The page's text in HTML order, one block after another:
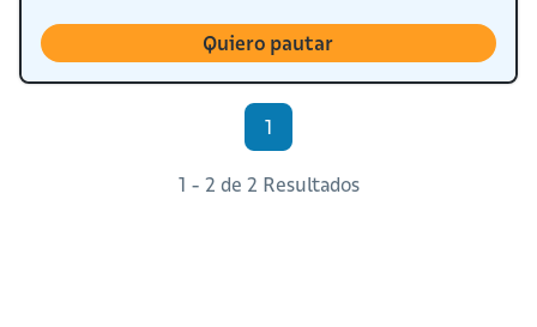
Quiero pautar
1
1 - 2 de 2 Resultados